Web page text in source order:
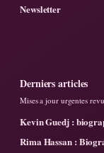
Newsletter
Derniers articles
Mises a jour urgentes
Kevin Guedj :
Rima Hassan :